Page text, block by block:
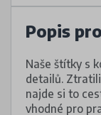
Popis
Naše štítky s
detailů.
najde si to
vhodné pro